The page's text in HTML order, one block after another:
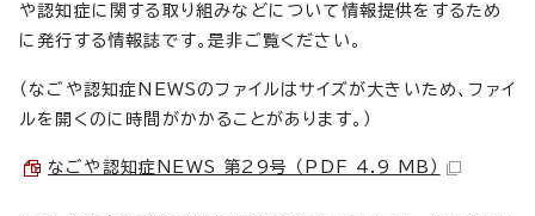
や認知症に関する取り組みなどについて情報提供をするため
に発行する情報誌です。是非ご覧ください。
（なごや認知症NEWSのファイルはサイズが大きいため、ファイ
ルを開くのに時間がかかることがあります。）
なごや認知症NEWS 第29号 （PDF 4.9 MB）